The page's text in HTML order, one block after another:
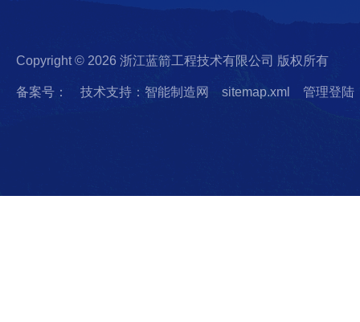
Copyright © 2026 浙江蓝箭工程技术有限公司 版权所有
备案号： 技术支持：智能制造网 sitemap.xml 管理登陆